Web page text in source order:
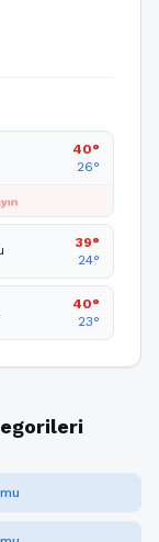
40°
26°
39°
24°
40°
23°